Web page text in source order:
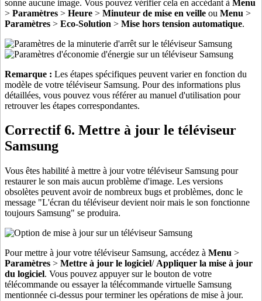
sonne aucune image. Vous pouvez vérifier cela en accédant à Menu
> Paramètres > Heure > Minuteur de mise en veille ou Menu >
Paramètres > Eco-Solution > Mise hors tension automatique.
Remarque : Les étapes spécifiques peuvent varier en fonction du
modèle de votre téléviseur Samsung. Pour des informations plus
détaillées, vous pouvez vous référer au manuel d'utilisation pour
retrouver les étapes correspondantes.
Correctif 6. Mettre à jour le téléviseur
Samsung
Vous êtes habilité à mettre à jour votre téléviseur Samsung pour
restaurer le son mais aucun problème d'image. Les versions
obsolètes peuvent avoir de nombreux bugs et problèmes, donc le
message "L'écran du téléviseur devient noir mais le son fonctionne
toujours Samsung" se produira.
Pour mettre à jour votre téléviseur Samsung, accédez à Menu >
Paramètres > Mettre à jour le logiciel/ Appliquer la mise à jour
du logiciel. Vous pouvez appuyer sur le bouton de votre
télécommande ou essayer la télécommande virtuelle Samsung
mentionnée ci-dessus pour terminer les opérations de mise à jour.